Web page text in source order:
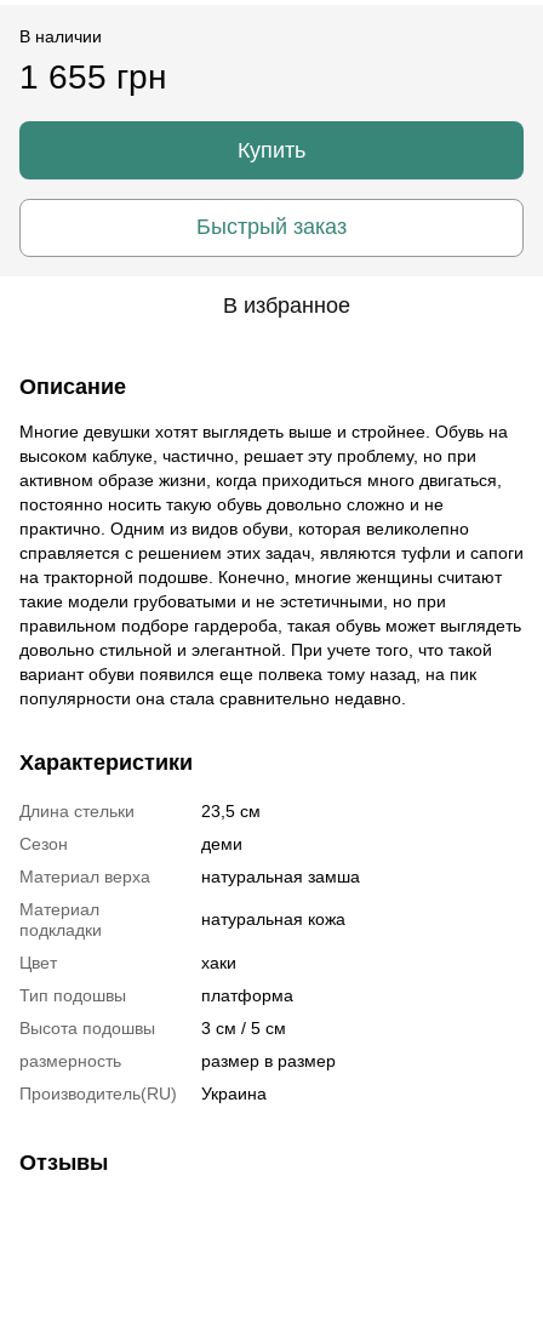
В наличии
1 655 грн
Купить
Быстрый заказ
В избранное
Описание
Многие девушки хотят выглядеть выше и стройнее. Обувь на
высоком каблуке, частично, решает эту проблему, но при
активном образе жизни, когда приходиться много двигаться,
постоянно носить такую обувь довольно сложно и не
практично. Одним из видов обуви, которая великолепно
справляется с решением этих задач, являются туфли и сапоги
на тракторной подошве. Конечно, многие женщины считают
такие модели грубоватыми и не эстетичными, но при
правильном подборе гардероба, такая обувь может выглядеть
довольно стильной и элегантной. При учете того, что такой
вариант обуви появился еще полвека тому назад, на пик
популярности она стала сравнительно недавно.
Характеристики
Длина стельки
23,5 см
Сезон
деми
Материал верха
натуральная замша
Материал
подкладки
натуральная кожа
Цвет
хаки
Тип подошвы
платформа
Высота подошвы
3 см / 5 см
размерность
размер в размер
Производитель(RU)
Украина
Отзывы